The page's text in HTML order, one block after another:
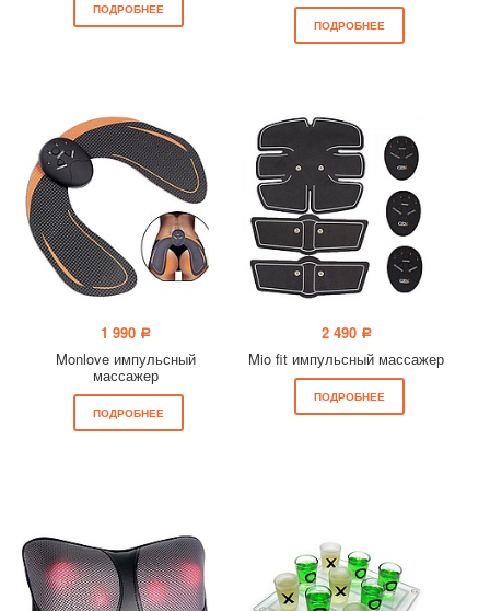
ПОДРОБНЕЕ
ПОДРОБНЕЕ
1 990 a
Monlove импульсный
массажер
ПОДРОБНЕЕ
2 490 a
Mio fit импульсный массажер
ПОДРОБНЕЕ